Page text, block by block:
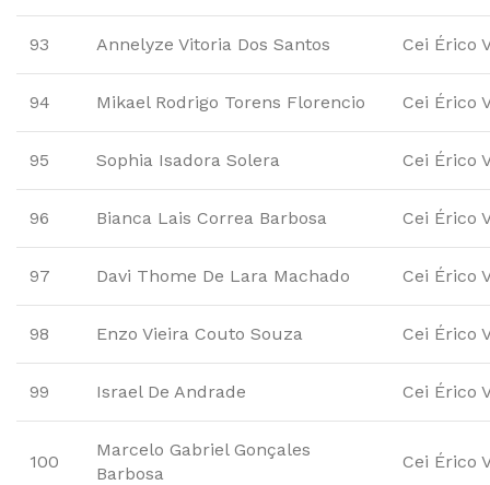
93 Annelyze Vitoria Dos Santos Cei Érico
94 Mikael Rodrigo Torens Florencio Cei Érico
95 Sophia Isadora Solera Cei Érico
96 Bianca Lais Correa Barbosa Cei Érico
97 Davi Thome De Lara Machado Cei Érico
98 Enzo Vieira Couto Souza Cei Érico
99 Israel De Andrade Cei Érico
100
Marcelo Gabriel Gonçales
Barbosa
Cei Érico